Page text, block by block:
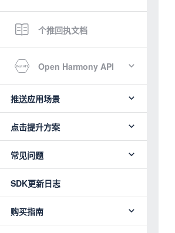
个推回执文档
Open Harmony API
推送应用场景
点击提升方案
常见问题
SDK更新日志
购买指南